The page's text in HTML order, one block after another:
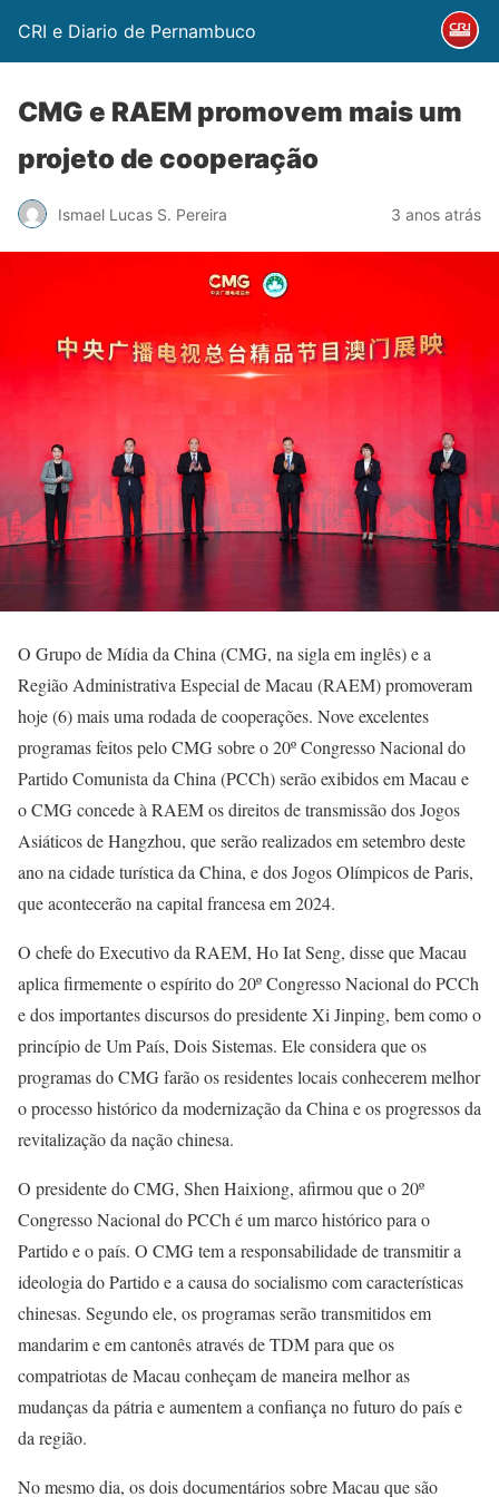
CRI e Diario de Pernambuco
CMG e RAEM promovem mais um
projeto de cooperação
Ismael Lucas S. Pereira 3 anos atrás
O Grupo de Mídia da China (CMG, na sigla em inglês) e a
Região Administrativa Especial de Macau (RAEM) promoveram
hoje (6) mais uma rodada de cooperações. Nove excelentes
programas feitos pelo CMG sobre o 20º Congresso Nacional do
Partido Comunista da China (PCCh) serão exibidos em Macau e
o CMG concede à RAEM os direitos de transmissão dos Jogos
Asiáticos de Hangzhou, que serão realizados em setembro deste
ano na cidade turística da China, e dos Jogos Olímpicos de Paris,
que acontecerão na capital francesa em 2024.
O chefe do Executivo da RAEM, Ho Iat Seng, disse que Macau
aplica firmemente o espírito do 20º Congresso Nacional do PCCh
e dos importantes discursos do presidente Xi Jinping, bem como o
princípio de Um País, Dois Sistemas. Ele considera que os
programas do CMG farão os residentes locais conhecerem melhor
o processo histórico da modernização da China e os progressos da
revitalização da nação chinesa.
O presidente do CMG, Shen Haixiong, afirmou que o 20º
Congresso Nacional do PCCh é um marco histórico para o
Partido e o país. O CMG tem a responsabilidade de transmitir a
ideologia do Partido e a causa do socialismo com características
chinesas. Segundo ele, os programas serão transmitidos em
mandarim e em cantonês através de TDM para que os
compatriotas de Macau conheçam de maneira melhor as
mudanças da pátria e aumentem a confiança no futuro do país e
da região.
No mesmo dia, os dois documentários sobre Macau que são